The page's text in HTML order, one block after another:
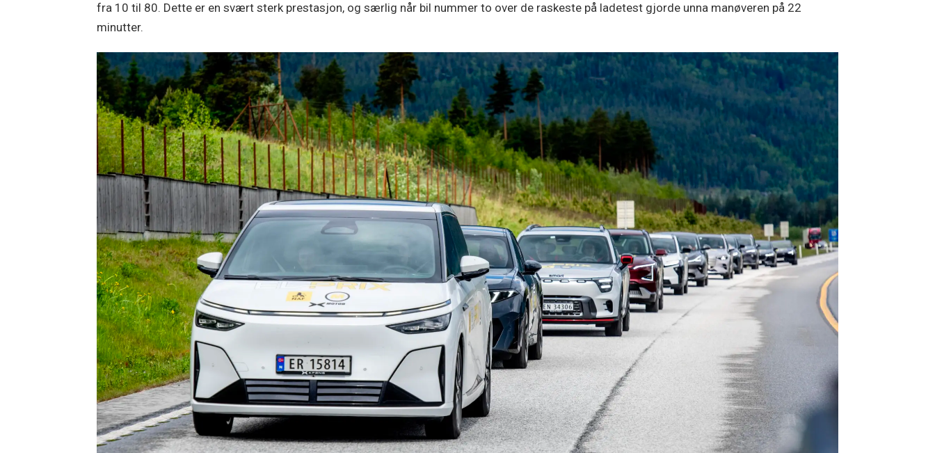
fra 10 til 80. Dette er en svært sterk prestasjon, og særlig når bil nummer to over de raskeste på ladetest gjorde unna manøveren på 22
minutter.